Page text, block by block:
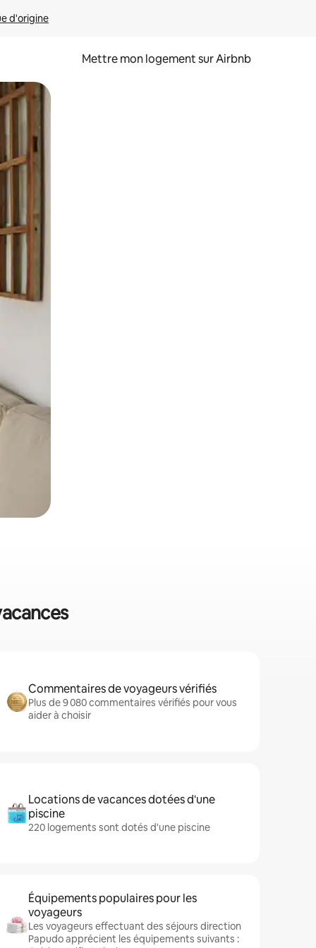
d'origine
Mettre mon logement sur Airbnb
glisser.
Commentaires de voyageurs vérifiés
Plus de 9 080 commentaires vérifiés pour vous
aider à choisir
Locations de vacances dotées d'une
piscine
220 logements sont dotés d'une piscine
Équipements populaires pour les
voyageurs
Les voyageurs effectuant des séjours direction
Papudo apprécient les équipements suivants :